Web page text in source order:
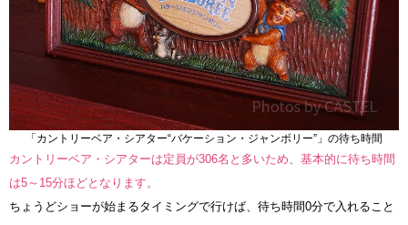
「カントリーベア・シアター“バケーション・ジャンボリー”」の待ち時間
カントリーベア・シアターは定員が306名と多いため、基本的に待ち時間
は5～15分ほどとなります。
ちょうどショーが始まるタイミングで行けば、待ち時間0分で入れること